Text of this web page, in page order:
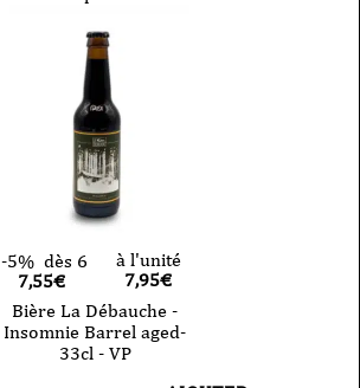
-5% dès 6
7,55€
à l'unité
7,95€
Bière La Débauche -
Insomnie Barrel aged-
33cl - VP